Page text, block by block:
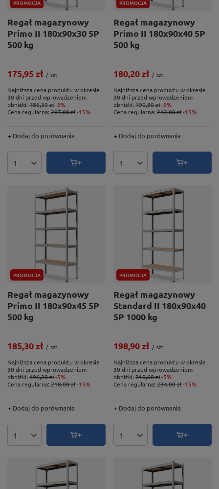
PROMOCJA
Regał magazynowy
Primo II 180x90x30 5P
500 kg
175,95 zł / szt.
Najniższa cena produktu w okresie
30 dni przed wprowadzeniem
obniżki: 186,30 zł-5%
Cena regularna: 207,00 zł-15%
+ Dodaj do porównania
Ilość produktów
PROMOCJA
Regał magazynowy
Primo II 180x90x40 5P
500 kg
180,20 zł / szt.
Najniższa cena produktu w okresie
30 dni przed wprowadzeniem
obniżki: 190,80 zł-5%
Cena regularna: 212,00 zł-15%
+ Dodaj do porównania
Ilość produktów
PROMOCJA
Regał magazynowy
Primo II 180x90x45 5P
500 kg
185,30 zł / szt.
Najniższa cena produktu w okresie
30 dni przed wprowadzeniem
obniżki: 196,20 zł-5%
Cena regularna: 218,00 zł-15%
+ Dodaj do porównania
Ilość produktów
PROMOCJA
Regał magazynowy
Standard II 180x90x40
5P 1000 kg
198,90 zł / szt.
Najniższa cena produktu w okresie
30 dni przed wprowadzeniem
obniżki: 210,60 zł-5%
Cena regularna: 234,00 zł-15%
+ Dodaj do porównania
Ilość produktów